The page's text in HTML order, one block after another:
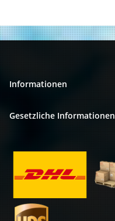
Informationen
Gesetzliche Informationen